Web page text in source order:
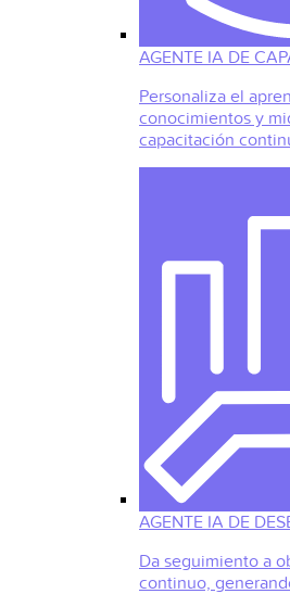
AGENTE IA DE
Personaliza el
conocimientos y
capacitación
AGENTE IA DE
Da seguimiento a
continuo,